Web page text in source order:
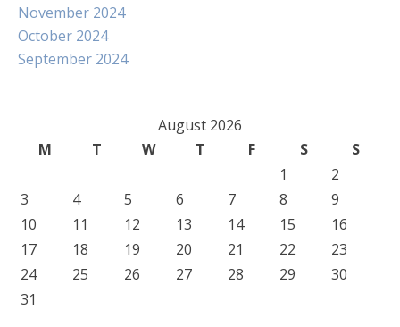
November 2024
October 2024
September 2024
August 2026
M
T W T F S
S
1
2
3
4 5 6 7 8
9
10
11 12 13 14 15
16
17
18 19 20 21 22
23
24
25 26 27 28 29
30
31